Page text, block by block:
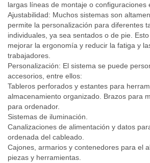
largas líneas de montaje o configuraciones
Ajustabilidad: Muchos sistemas son
permite la personalización para diferentes
individuales, ya sea sentados o de pie.
mejorar la ergonomía y reducir la fatiga y
trabajadores.
Personalización: El sistema se puede
accesorios, entre ellos:
Tableros perforados y estantes para
almacenamiento organizado. Brazos para
para ordenador.
Sistemas de iluminación.
Canalizaciones de alimentación y datos
ordenada del cableado.
Cajones, armarios y contenedores para el
piezas y herramientas.